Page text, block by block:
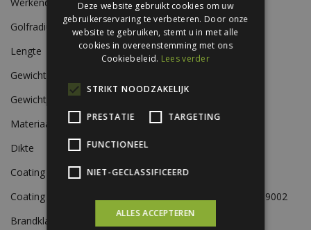
Golfradius
24 mm
Lengte
tot 8000 mm
Gewicht met overlap
Gewicht zonder overlap
Materiaal
Staal
Dikte
Coating A-zijde
Polyestercoating
Coating B-zijde
Beschermlak RAL 9002
Brandklasse
A1
Deze website gebruikt cookies om uw
gebruikerservaring te verbeteren. Door onze
website te gebruiken, stemt u in met alle
cookies in overeenstemming met ons
Cookiebeleid. Lees verder
STRIKT NOODZAKELIJK
PRESTATIE TARGETING
FUNCTIONEEL
NIET-GECLASSIFICEERD
ALLES ACCEPTEREN